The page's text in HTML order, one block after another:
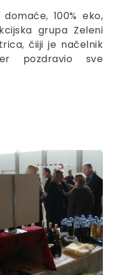
100% eko,
grupa Zeleni
čiiji je načelnik
pozdravio sve